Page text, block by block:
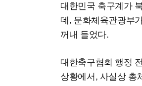
대한민국 축구계가
데, 문화체육관광부
꺼내 들었다.
대한축구협회 행정
상황에서, 사실상 총